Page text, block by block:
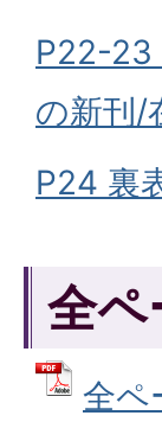
P22-23
の新刊/
P24 裏
全ペ
全ペ